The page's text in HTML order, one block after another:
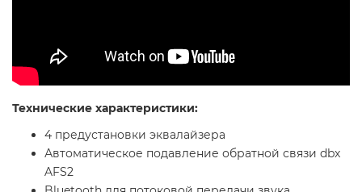
Технические характеристики:
4 предустановки эквалайзера
Автоматическое подавление обратной связи dbx
AFS2